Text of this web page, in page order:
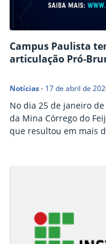
Campus Paulista
articulação Pró-
Notícias- 17 de abril de
No dia 25 de janeiro
da Mina Córrego do
que resultou em mais
acompanhar os